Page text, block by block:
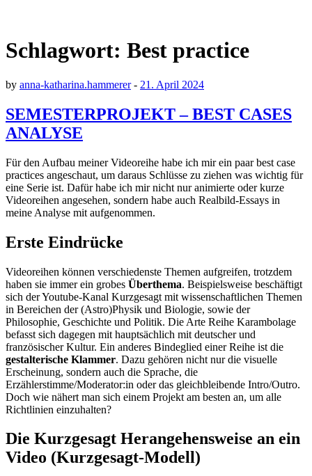
Schlagwort: Best practice
by anna-katharina.hammerer- 21. April 2024
SEMESTERPROJEKT – BEST CASES
ANALYSE
Für den Aufbau meiner Videoreihe habe ich mir ein paar best case
practices angeschaut, um daraus Schlüsse zu ziehen was wichtig für
eine Serie ist. Dafür habe ich mir nicht nur animierte oder kurze
Videoreihen angesehen, sondern habe auch Realbild-Essays in
meine Analyse mit aufgenommen.
Erste Eindrücke
Videoreihen können verschiedenste Themen aufgreifen, trotzdem
haben sie immer ein grobes Überthema. Beispielsweise beschäftigt
sich der Youtube-Kanal Kurzgesagt mit wissenschaftlichen Themen
in Bereichen der (Astro)Physik und Biologie, sowie der
Philosophie, Geschichte und Politik. Die Arte Reihe Karambolage
befasst sich dagegen mit hauptsächlich mit deutscher und
französischer Kultur. Ein anderes Bindeglied einer Reihe ist die
gestalterische Klammer. Dazu gehören nicht nur die visuelle
Erscheinung, sondern auch die Sprache, die
Erzählerstimme/Moderator:in oder das gleichbleibende Intro/Outro.
Doch wie nähert man sich einem Projekt am besten an, um alle
Richtlinien einzuhalten?
Die Kurzgesagt Herangehensweise an ein
Video (Kurzgesagt-Modell)